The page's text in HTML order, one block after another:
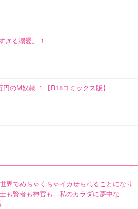
ぎる溺愛。 1
のM奴隷 １【R18コミックス版】
界でめちゃくちゃイカせられることになり
も賢者も神官も…私のカラダに夢中な